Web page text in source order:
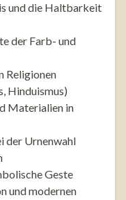
und die Haltbarkeit
der Farb- und
Religionen
Hinduismus)
Materialien in
der Urnenwahl
Geste
und modernen